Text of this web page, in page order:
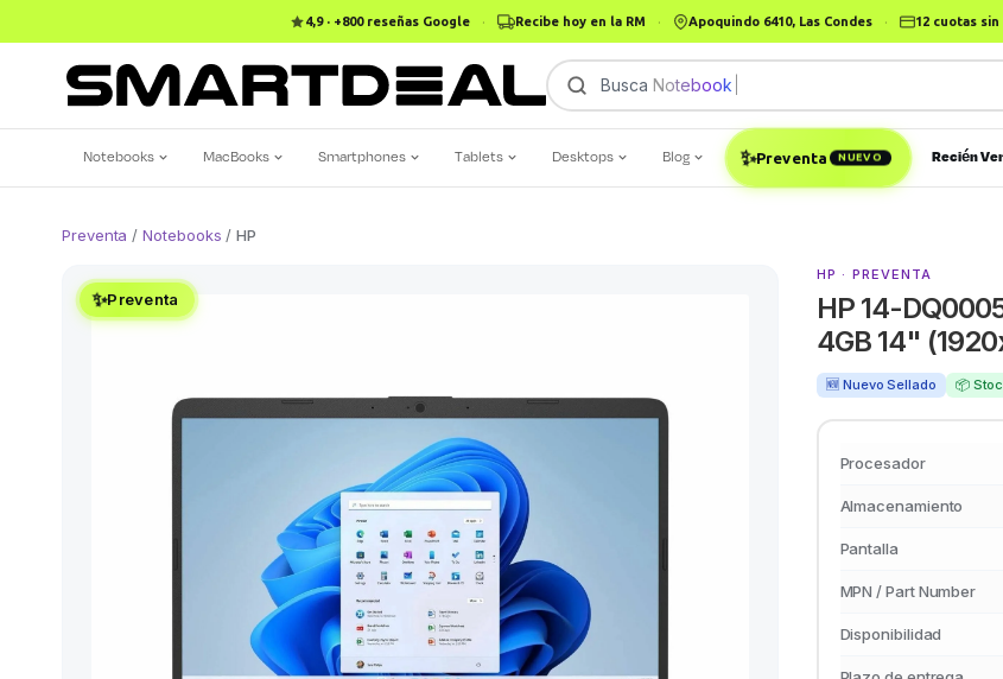
4,9 · +800 reseñas Google · Recibe hoy en la RM · Apoquindo 6410, Las Condes · 12 cuotas
Busca Notebook Corp
Notebooks MacBooks Smartphones Tablets Desktops Blog ✨Preventa NUEVO Recién
Preventa /Notebooks /HP
✨Preventa
HP · PREVENTA
HP 14-
4GB 14"
🆕 Nuevo Sellado 📦
Procesador
Almacenamiento
Pantalla
MPN / Part Number
Disponibilidad